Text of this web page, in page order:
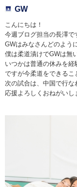
GW
こんにちは！
今週ブログ担当の長澤で
GWはみなさんどのよう
僕は柔道漬けでGWは無
いつかは普通の休みを経
ですが今柔道をできるこ
次の試合は、中国で行な
応援よろしくおねがいし